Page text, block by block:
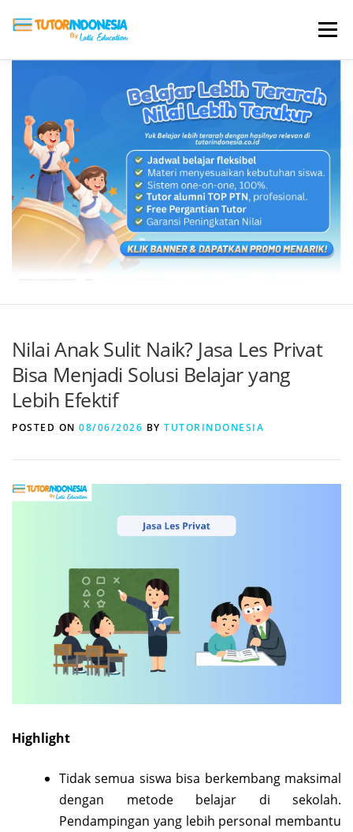
Menu
ABOUT US JADI PENGAJAR
BIAYA LES TESTIMONI PROFIL ALUMNI
BLOG DAFTAR SEKOLAH
Nilai Anak Sulit Naik? Jasa Les Privat
Bisa Menjadi Solusi Belajar yang
Lebih Efektif
POSTED ON 08/06/2026 BY TUTORINDONESIA
Highlight
Tidak semua siswa bisa berkembang maksimal
dengan metode belajar di sekolah.
Pendampingan yang lebih personal membantu